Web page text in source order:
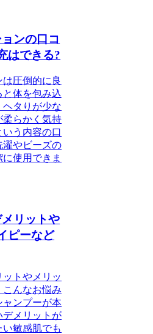
ンの口コ
はできる?
圧倒的に良
体を包み込
タりが少な
柔らかく気持
う内容の口
濯やビーズの
使用できま
リットや
ピーなど
トやメリッ
こんなお悩み
ャンプーが本
デメリットが
敏感肌でも